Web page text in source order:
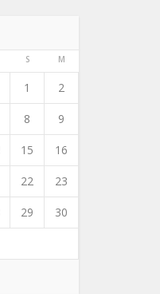
S M
1 2
8 9
15 16
22 23
29 30